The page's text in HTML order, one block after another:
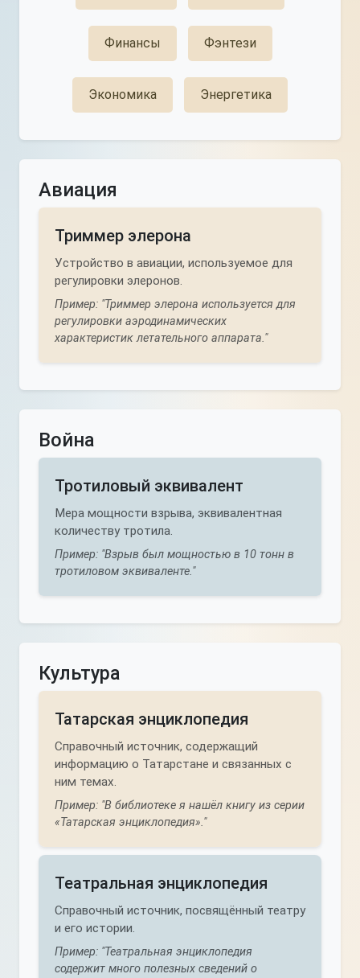
Финансы Фэнтези
Экономика Энергетика
Авиация
Триммер элерона
Устройство в авиации, используемое для
регулировки элеронов.
Пример: "Триммер элерона используется для
регулировки аэродинамических
характеристик летательного аппарата."
Война
Тротиловый эквивалент
Мера мощности взрыва, эквивалентная
количеству тротила.
Пример: "Взрыв был мощностью в 10 тонн в
тротиловом эквиваленте."
Культура
Татарская энциклопедия
Справочный источник, содержащий
информацию о Татарстане и связанных с
ним темах.
Пример: "В библиотеке я нашёл книгу из серии
«Татарская энциклопедия»."
Театральная энциклопедия
Справочный источник, посвящённый театру
и его истории.
Пример: "Театральная энциклопедия
содержит много полезных сведений о